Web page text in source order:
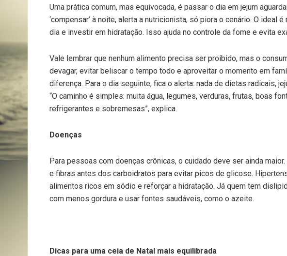
Uma prática comum, mas equivocada, é passar o dia em jejum
‘compensar’ à noite, alerta a nutricionista, só piora o cenário. O ideal
dia e investir em hidratação. Isso ajuda no controle da fome e evita
Vale lembrar que nenhum alimento precisa ser proibido, mas o
devagar, evitar beliscar o tempo todo e aproveitar o momento em
diferença. Para o dia seguinte, fica o alerta: nada de dietas radicais,
“O caminho é simples: muita água, legumes, verduras, frutas, boas
refrigerantes e sobremesas”, explica.
Doenças
Para pessoas com doenças crônicas, o cuidado deve ser ainda
e fibras antes dos carboidratos para evitar picos de glicose.
alimentos ricos em sódio e reforçar a hidratação. Já quem tem
com menos gordura e usar fontes saudáveis, como o azeite.
Dicas para uma ceia de Natal mais equilibrada